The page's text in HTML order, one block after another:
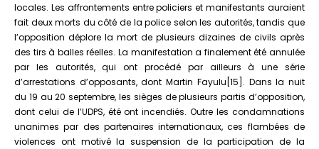
locales. Les affrontements entre policiers et manifestants auraient
fait deux morts du côté de la police selon les autorités, tandis que
l’opposition déplore la mort de plusieurs dizaines de civils après
des tirs à balles réelles. La manifestation a finalement été annulée
par les autorités, qui ont procédé par ailleurs à une série
d’arrestations d’opposants, dont Martin Fayulu[15]. Dans la nuit
du 19 au 20 septembre, les sièges de plusieurs partis d’opposition,
dont celui de l’UDPS, été ont incendiés. Outre les condamnations
unanimes par des partenaires internationaux, ces flambées de
violences ont motivé la suspension de la participation de la